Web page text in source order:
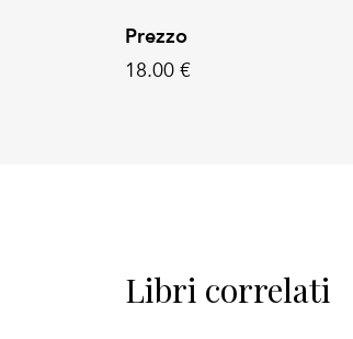
Prezzo
18.00 €
Libri correlati